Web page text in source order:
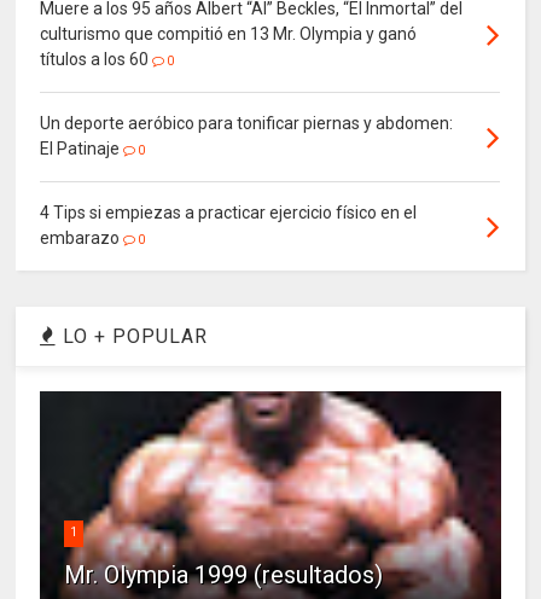
Muere a los 95 años Albert “Al” Beckles, “El Inmortal” del
culturismo que compitió en 13 Mr. Olympia y ganó
títulos a los 60
0
Un deporte aeróbico para tonificar piernas y abdomen:
El Patinaje
0
4 Tips si empiezas a practicar ejercicio físico en el
embarazo
0
LO + POPULAR
1
Mr. Olympia 1999 (resultados)